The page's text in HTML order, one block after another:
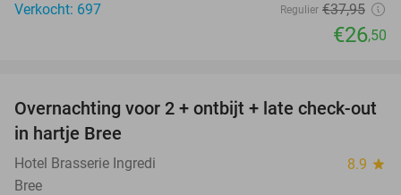
Verkocht: 697
Regulier €37,95
€26,50
41%
TODAY
Overnachting voor 2 + ontbijt + late check-out
in hartje Bree
Hotel Brasserie Ingredi 8.9 star
Bree